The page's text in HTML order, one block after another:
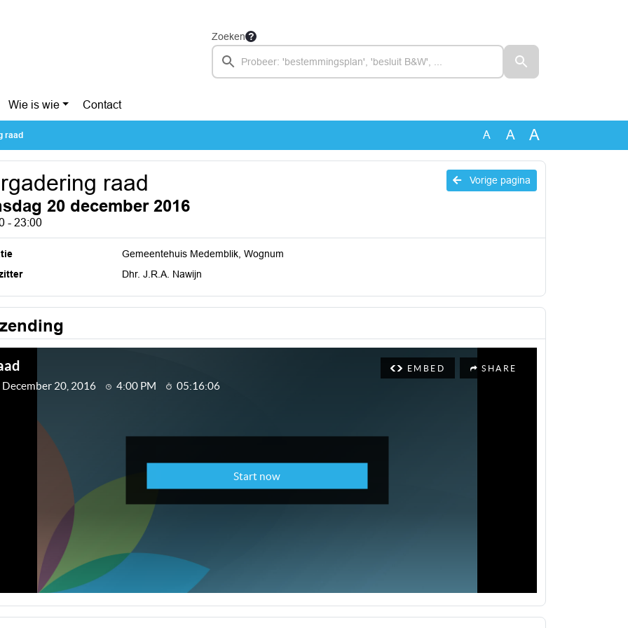
Zoeken
Wie is wie Contact
raad A A A
Vorige pagina
raad
20 december 2016
- 23:00
Gemeentehuis Medemblik, Wognum
Dhr. J.R.A. Nawijn